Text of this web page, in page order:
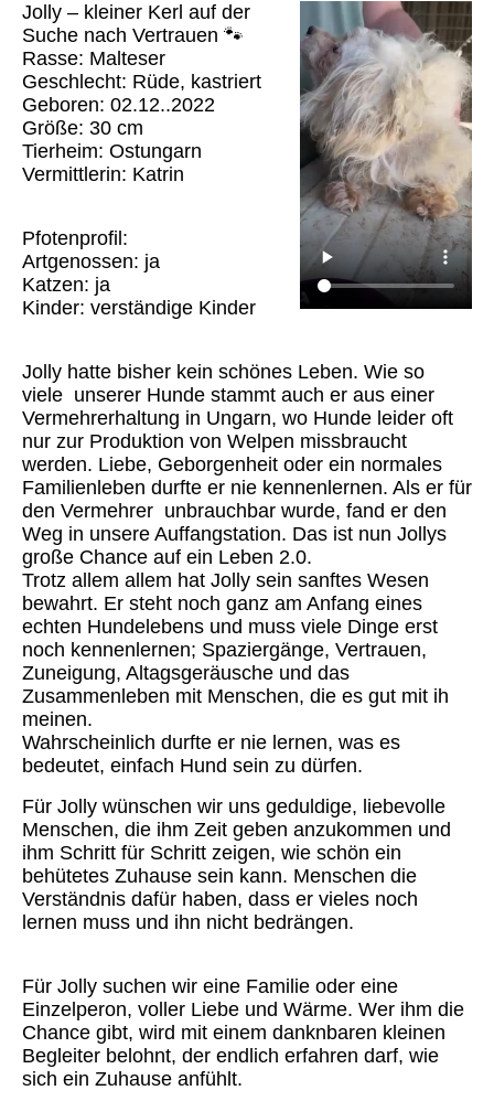
Jolly – kleiner Kerl auf der
Suche nach Vertrauen 🐾
Rasse: Malteser
Geschlecht: Rüde, kastriert
Geboren: 02.12..2022
Größe: 30 cm
Tierheim: Ostungarn
Vermittlerin: Katrin
Pfotenprofil:
Artgenossen: ja
Katzen: ja
Kinder: verständige Kinder
Jolly hatte bisher kein schönes Leben. Wie so
viele unserer Hunde stammt auch er aus einer
Vermehrerhaltung in Ungarn, wo Hunde leider oft
nur zur Produktion von Welpen missbraucht
werden. Liebe, Geborgenheit oder ein normales
Familienleben durfte er nie kennenlernen. Als er für
den Vermehrer unbrauchbar wurde, fand er den
Weg in unsere Auffangstation. Das ist nun Jollys
große Chance auf ein Leben 2.0.
Trotz allem allem hat Jolly sein sanftes Wesen
bewahrt. Er steht noch ganz am Anfang eines
echten Hundelebens und muss viele Dinge erst
noch kennenlernen; Spaziergänge, Vertrauen,
Zuneigung, Altagsgeräusche und das
Zusammenleben mit Menschen, die es gut mit ih
meinen.
Wahrscheinlich durfte er nie lernen, was es
bedeutet, einfach Hund sein zu dürfen.
Für Jolly wünschen wir uns geduldige, liebevolle
Menschen, die ihm Zeit geben anzukommen und
ihm Schritt für Schritt zeigen, wie schön ein
behütetes Zuhause sein kann. Menschen die
Verständnis dafür haben, dass er vieles noch
lernen muss und ihn nicht bedrängen.
Für Jolly suchen wir eine Familie oder eine
Einzelperon, voller Liebe und Wärme. Wer ihm die
Chance gibt, wird mit einem danknbaren kleinen
Begleiter belohnt, der endlich erfahren darf, wie
sich ein Zuhause anfühlt.